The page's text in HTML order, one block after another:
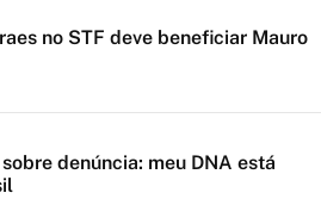
no STF deve beneficiar Mauro
denúncia: meu DNA está